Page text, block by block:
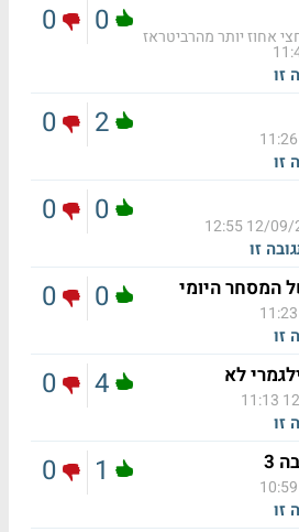
אחוז יותר מהרביטראז
זו
0
0
זו
2
0
12/09/
זו
0
0
המסחר היומי
זו
0
0
לא
זו
4
0
3
זו
1
0